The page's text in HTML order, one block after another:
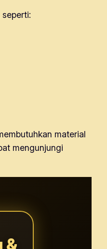
material
mengunjungi
&